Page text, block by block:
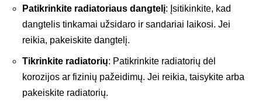
Patikrinkite radiatoriaus dangtelį: Įsitikinkite, kad
dangtelis tinkamai užsidaro ir sandariai laikosi. Jei
reikia, pakeiskite dangtelį.
Tikrinkite radiatorių: Patikrinkite radiatorių dėl
korozijos ar fizinių pažeidimų. Jei reikia, taisykite arba
pakeiskite radiatorių.